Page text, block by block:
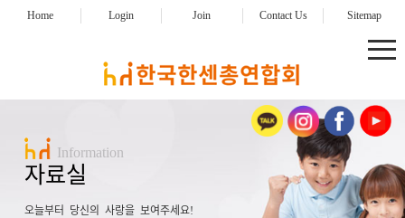
Home Login Join Contact Us Sitemap
Information
자료실
오늘부터 당신의 사랑을 보여주세요!